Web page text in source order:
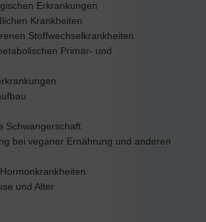
Erkrankungen
Krankheiten
Stoffwechselkrankheiten
Primär- und
Schwangerschaft
bei veganer Ernährung und anderen
und Alter